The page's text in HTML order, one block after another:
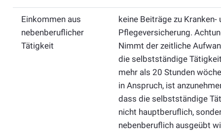
Einkommen aus
nebenberuflicher
Tätigkeit
keine Beiträge zu Kranken-
Pflegeversicherung.
Nimmt der zeitliche
die selbstständige
mehr als 20 Stunden
in Anspruch, ist
dass die selbstständige
nicht hauptberuflich,
nebenberuflich ausgeübt